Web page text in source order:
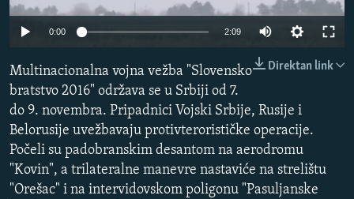
ISPRIČAJ MI
SPECIJALI RSE
VIŠE OD NASLOVA
GENOCID U SREBRENICI
POPLAVE I KLIZIŠTA U BIH 2024.
TV LIBERTY
PRATITE NAS
Sve RFE/RL stranice
0:00 2:09
Direktan link
Multinacionalna vojna vežba "Slovensko
bratstvo 2016" održava se u Srbiji od 7.
do 9. novembra. Pripadnici Vojski Srbije, Rusije i
Belorusije uvežbavaju protivterorističke operacije.
Počeli su padobranskim desantom na aerodromu
"Kovin", a trilateralne manevre nastaviće na strelištu
"Orešac" i na intervidovskom poligonu "Pasuljanske